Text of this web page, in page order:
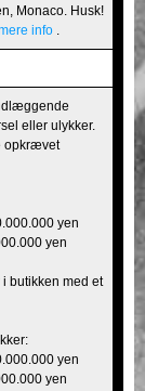
Monaco. Husk!
info
eller ulykker.
opkrævet
yen
yen
i butikken med et
yen
yen